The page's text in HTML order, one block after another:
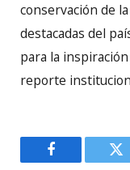
conservación de
destacadas del
para la
reporte
Facebook